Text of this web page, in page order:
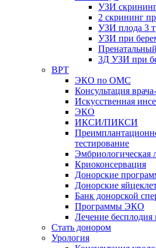
УЗИ
2 скрининг
УЗИ плода 3
УЗИ при
3Д УЗИ при
ВРТ
ЭКО по ОМС
Консультация
Искусственная
ЭКО
ИКСИ/ПИКСИ
тестирование
Эмбриологическая
Криоконсервация
Донорские
Донорские
Банк донорской
Программы ЭКО
Лечение
Стать донором
Урология